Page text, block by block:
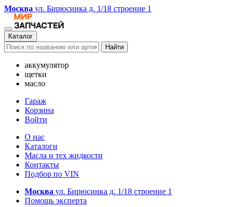
Москва ул. Бирюсинка д. 1/18 строение 1
Каталог
Найти
аккумулятор
щетки
масло
Гараж
Корзина
Войти
О нас
Каталоги
Масла и тех жидкости
Контакты
Подбор по VIN
Москва ул. Бирюсинка д. 1/18 строение 1
Помощь эксперта